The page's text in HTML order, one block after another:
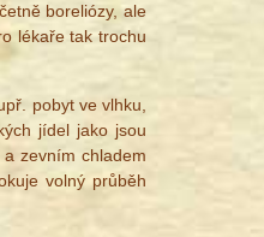
boreliózy, ale
lékaře tak trochu
pobyt ve vlhku,
jídel jako jsou
zevním chladem
volný průběh